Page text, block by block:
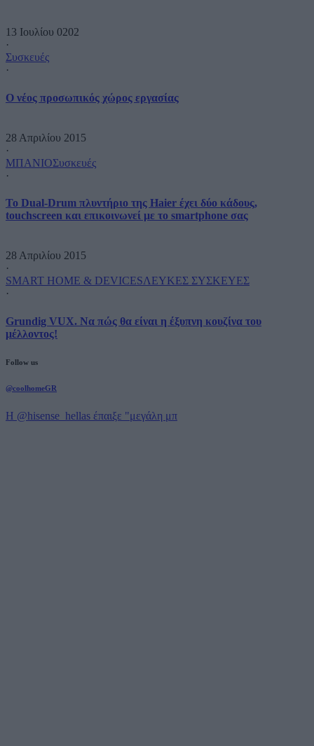
13 Ιουλίου 0202
·
Συσκευές
·
O νέος προσωπικός χώρος εργασίας
28 Απριλίου 2015
·
ΜΠΑΝΙΟΣυσκευές
·
Το Dual-Drum πλυντήριο της Haier έχει δύο κάδους,
touchscreen και επικοινωνεί με το smartphone σας
28 Απριλίου 2015
·
SMART HOME & DEVICESΛΕΥΚΕΣ ΣΥΣΚΕΥΕΣ
·
Grundig VUX. Να πώς θα είναι η έξυπνη κουζίνα του
μέλλοντος!
Follow us
@coolhomeGR
Η @hisense_hellas έπαιξε "μεγάλη μπ